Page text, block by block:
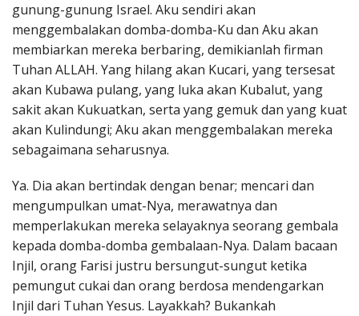
gunung-gunung Israel. Aku sendiri akan
menggembalakan domba-domba-Ku dan Aku akan
membiarkan mereka berbaring, demikianlah firman
Tuhan ALLAH. Yang hilang akan Kucari, yang tersesat
akan Kubawa pulang, yang luka akan Kubalut, yang
sakit akan Kukuatkan, serta yang gemuk dan yang kuat
akan Kulindungi; Aku akan menggembalakan mereka
sebagaimana seharusnya.
Ya. Dia akan bertindak dengan benar; mencari dan
mengumpulkan umat-Nya, merawatnya dan
memperlakukan mereka selayaknya seorang gembala
kepada domba-domba gembalaan-Nya. Dalam bacaan
Injil, orang Farisi justru bersungut-sungut ketika
pemungut cukai dan orang berdosa mendengarkan
Injil dari Tuhan Yesus. Layakkah? Bukankah